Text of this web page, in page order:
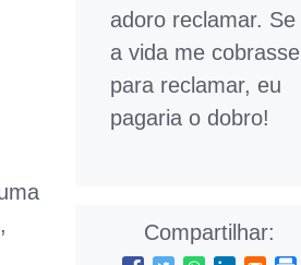
adoro reclamar. Se
a vida me cobrasse
para reclamar, eu
pagaria o dobro!
Compartilhar: